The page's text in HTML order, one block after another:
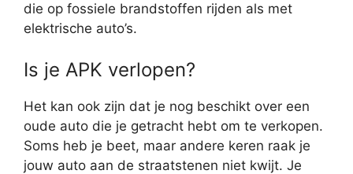
die op fossiele brandstoffen rijden als met
elektrische auto’s.
Is je APK verlopen?
Het kan ook zijn dat je nog beschikt over een
oude auto die je getracht hebt om te verkopen.
Soms heb je beet, maar andere keren raak je
jouw auto aan de straatstenen niet kwijt. Je